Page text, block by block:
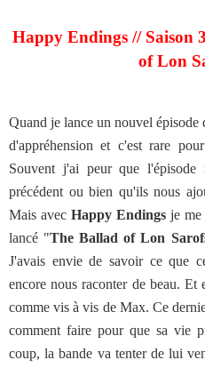
Happy Endings // Saison
of Lon
Quand je lance un nouvel épisode
d'appréhension et c'est rare
Souvent j'ai peur que
précédent ou bien qu'ils nous
Mais avec Happy Endingsje me
lancé "The Ballad of Lon
J'avais envie de savoir ce que
encore nous raconter de beau. Et
comme vis à vis de Max. Ce
comment faire pour que sa vie
coup, la bande va tenter de lui